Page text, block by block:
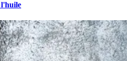
l'huile